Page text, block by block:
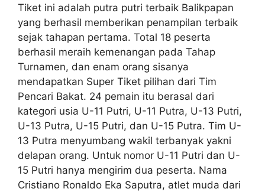
Tiket ini adalah putra putri terbaik Balikpapan
yang berhasil memberikan penampilan terbaik
sejak tahapan pertama. Total 18 peserta
berhasil meraih kemenangan pada Tahap
Turnamen, dan enam orang sisanya
mendapatkan Super Tiket pilihan dari Tim
Pencari Bakat. 24 pemain itu berasal dari
kategori usia U-11 Putri, U-11 Putra, U-13 Putri,
U-13 Putra, U-15 Putri, dan U-15 Putra. Tim U-
13 Putra menyumbang wakil terbanyak yakni
delapan orang. Untuk nomor U-11 Putri dan U-
15 Putri hanya mengirim dua peserta. Nama
Cristiano Ronaldo Eka Saputra, atlet muda dari